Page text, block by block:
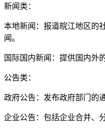
新闻类：
本地新闻：报道皖江地区的
闻。
国际国内新闻：提供国内外
公告类：
政府公告：发布政府部门的
企业公告：包括企业合并、